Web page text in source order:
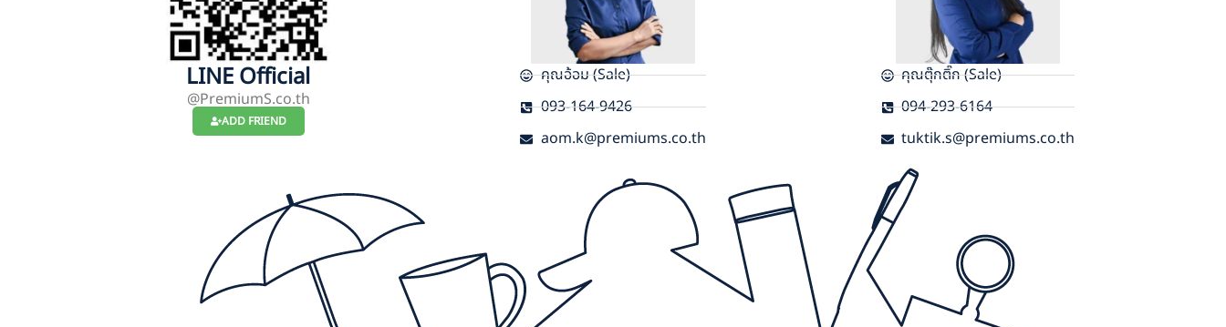
LINE Official
@PremiumS.co.th
ADD FRIEND
คุณอ้อม (Sale)
093-164-9426
aom.k@premiums.co.th
คุณตุ๊กติ๊ก (Sale)
094-293-6164
tuktik.s@premiums.co.th